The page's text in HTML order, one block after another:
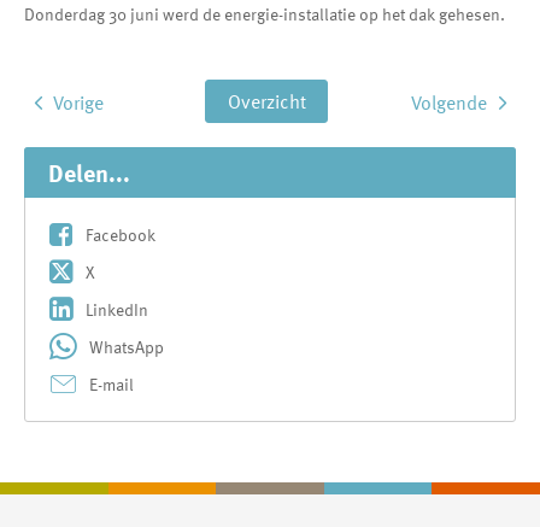
Donderdag 30 juni werd de energie-installatie op het dak gehesen.
Volgende
Overzicht
Vorige
Delen...
Facebook
X
LinkedIn
WhatsApp
E-mail